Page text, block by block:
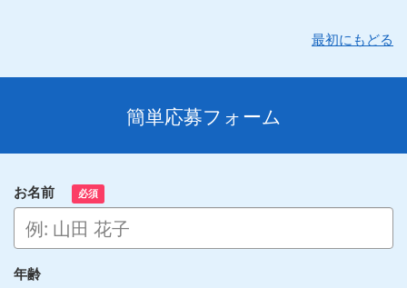
最初にもどる
簡単応募フォーム
お名前 必須
年齢